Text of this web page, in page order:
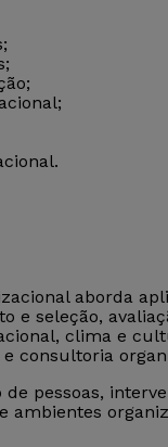
aborda
e seleção,
clima e
consultoria
pessoas,
ambientes